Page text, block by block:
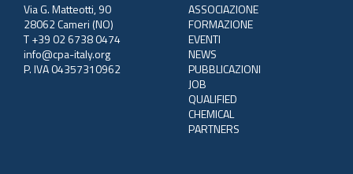
Via G. Matteotti, 90
28062 Cameri (NO)
T +39 02 6738 0474
info@cpa-italy.org
P. IVA 04357310962
ASSOCIAZIONE
FORMAZIONE
EVENTI
NEWS
PUBBLICAZIONI
JOB
QUALIFIED
CHEMICAL
PARTNERS